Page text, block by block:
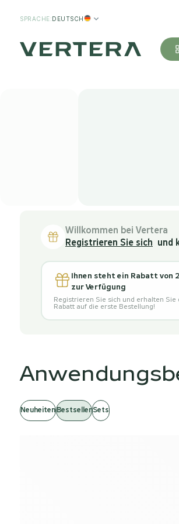
SPRACHE:DEUTSCH
Willkommen bei Vertera
Registrieren Sie sich und
Ihnen steht ein Rabatt von
zur Verfügung
Registrieren Sie sich und erhalten Sie
Rabatt auf die erste Bestellung!
NeuheitenBestsellerSets